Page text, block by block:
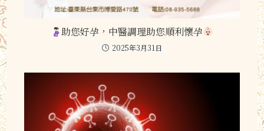
助您好孕，中醫調理助您順利懷孕
2025年3月31日